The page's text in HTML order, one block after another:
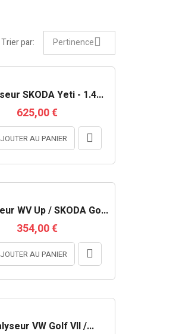
Trier par: Pertinence
SKODA Yeti - 1.4...
625,00 €
AU PANIER
WV Up / SKODA Go...
354,00 €
AU PANIER
VW Golf VII /...